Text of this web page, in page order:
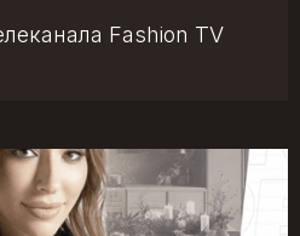
Fashion TV